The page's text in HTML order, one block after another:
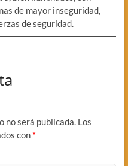
de mayor inseguridad,
de seguridad.
no será publicada. Los
con *